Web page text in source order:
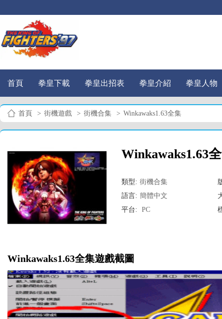
首頁 拳皇下載 拳皇出招表 拳皇介紹 拳皇人物
首頁 > 街機遊戲 > 街機合集 > Winkawaks1.63全集
Winkawaks1.63
類型: 街機合集
語言: 簡體中文
平台:
PC
Winkawaks1.63全集遊戲截圖